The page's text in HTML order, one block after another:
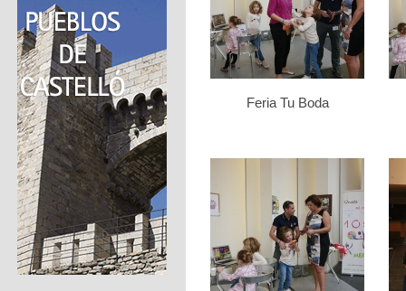
Feria Tu Boda